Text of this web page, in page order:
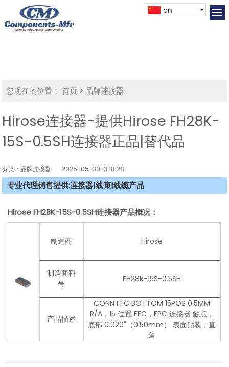
cn
您现在的位置： 首页 >品牌连接器
Hirose连接器-提供Hirose FH28K-
15S-0.5SH连接器正品|替代品
分类：品牌连接器 2025-05-30 13:18:28
专业代理销售提供:连接器|线束|线缆产品
Hirose FH28K-15S-0.5SH连接器产品概况：
制造商 Hirose
制造商料
号
FH28K-15S-0.5SH
产品描述
CONN FFC BOTTOM 15POS 0.5MM
R/A，15 位置 FFC，FPC 连接器 触点，
底部 0.020"（0.50mm） 表面贴装，直
角